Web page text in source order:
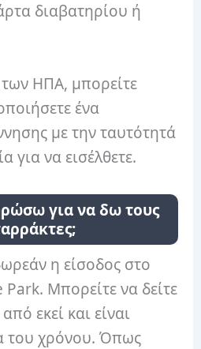
διαβατηρίου ή
των ΗΠΑ, μπορείτε
ένα
με την ταυτότητά
για να εισέλθετε.
για να δω τους
η είσοδος στο
Μπορείτε να δείτε
εκεί και είναι
του χρόνου. Όπως